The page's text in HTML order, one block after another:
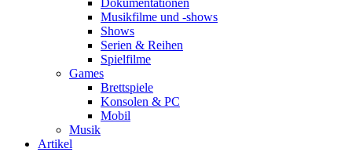
Dokumentationen
Musikfilme und -shows
Shows
Serien & Reihen
Spielfilme
Games
Brettspiele
Konsolen & PC
Mobil
Musik
Artikel